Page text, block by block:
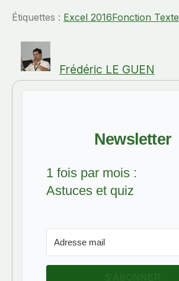
Étiquettes : Excel 2016Fonction Texte
Frédéric LE GUEN
Newsletter
1 fois par mois :
Astuces et quiz
S’ABONNER